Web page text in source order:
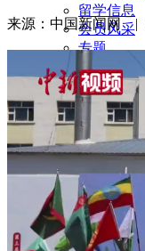
留学信息
会员风采
专题
海归故事
民间外交
服务社会
每周访谈
新闻回音
留学生杂志
来源：中国新闻网 |